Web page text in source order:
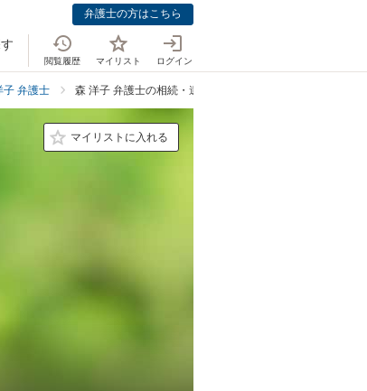
弁護士の方はこちら
閲覧履歴 マイリスト ログイン
子 弁護士 森 洋子 弁護士の相続・遺言での強み
マイリストに入れる